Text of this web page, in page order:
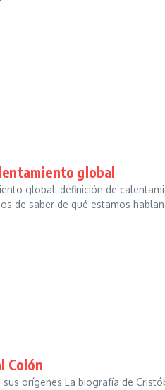
global
global: definición de
de saber de qué estamos
Colón
orígenes La biografía de